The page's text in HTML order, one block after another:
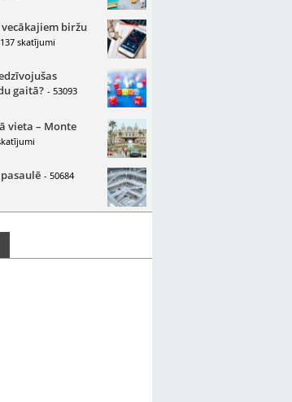
biržu
skatījumi
gaitā? - 53093
vieta – Monte
- 50684